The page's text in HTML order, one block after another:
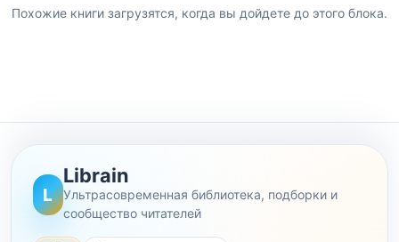
Похожие книги загрузятся, когда вы дойдете до этого блока.
L
Librain
Ультрасовременная библиотека, подборки и
сообщество читателей